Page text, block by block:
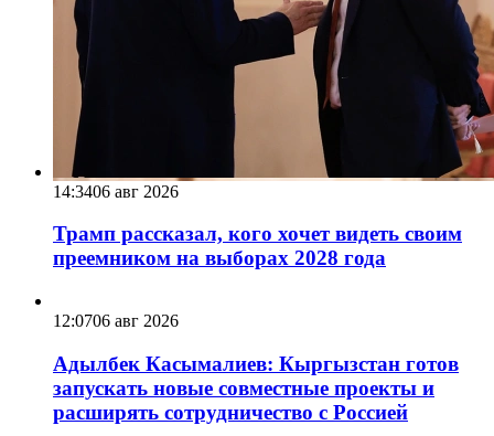
14:3406 авг 2026
Трамп рассказал, кого хочет видеть своим
преемником на выборах 2028 года
12:0706 авг 2026
Адылбек Касымалиев: Кыргызстан готов
запускать новые совместные проекты и
расширять сотрудничество с Россией